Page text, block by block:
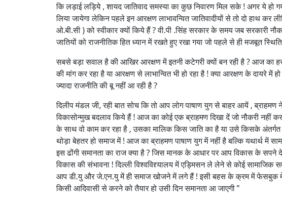
कि लड़ाई लड़िये , शायद जातिवाद समस्या का कुछ निवारण मिल सके ! अगर ये हो
लिया जायेगा लेकिन पहले इन आरक्षण लाभावन्वित जातिवादीयों से तो दो हाथ कर
ओ.बी.सी ) को स्वीकार क्यों किये हैं ? वी.पी .सिंह सरकार के समय जब सरकारी
जातियों को राजनीतिक हित ध्यान में रखते हुए रखा गया जो पहले से ही मजबूत
सबसे बड़ा सवाल है की आखिर आरक्षण में इतनी कटेगरी क्यों बन रही है ? आज का हर
की मांग कर रहा है या आरक्षण से लाभान्वित भी हो रहा है ! क्या आरक्षण के दायरे में
ज्यादा राजनीति की बू नहीं आ रही है ?
दिलीप मंडल जी, रही बात सोच कि तो आप लोग पाषाण युग से बाहर आयें ,
विकासोन्मुख बदलाव किये हैं ! आज का कोई एक ब्राहमण दिखा दें जो नौकरी नहीं
के साथ वो काम कर रहा है , उसका मालिक किस जाति का है या उसे किसके
थोड़ा बेहतर हो समाज में ! आज का ब्राहमण पाषाण युग में नहीं है बल्कि यथार्थ में
इस ढोंगी समानता का राज क्या है ? जिस मानक के आधार पर आप विकास के सपने
विकास की संभावना ! दिल्ली विश्वविद्द्यालय में एड्मिसन ले लेने से कोई
आप डी.यु और जे.एन.यु में ही समाज खोजने में लगे हैं ! इसी बहस के क्रम में फेसबुक मेरे
किसी आदिवासी से करने को तैयार हो उसी दिन समानता आ जाएगी ”